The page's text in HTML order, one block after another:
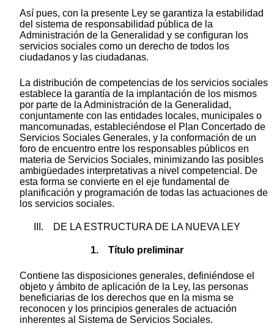
Así pues, con la presente Ley se garantiza la estabilidad
del sistema de responsabilidad pública de la
Administración de la Generalidad y se configuran los
servicios sociales como un derecho de todos los
ciudadanos y las ciudadanas.
La distribución de competencias de los servicios sociales
establece la garantía de la implantación de los mismos
por parte de la Administración de la Generalidad,
conjuntamente con las entidades locales, municipales o
mancomunadas, estableciéndose el Plan Concertado de
Servicios Sociales Generales, y la conformación de un
foro de encuentro entre los responsables públicos en
materia de Servicios Sociales, minimizando las posibles
ambigüedades interpretativas a nivel competencial. De
esta forma se convierte en el eje fundamental de
planificación y programación de todas las actuaciones de
los servicios sociales.
III. DE LA ESTRUCTURA DE LA NUEVA LEY
1. Título preliminar
Contiene las disposiciones generales, definiéndose el
objeto y ámbito de aplicación de la Ley, las personas
beneficiarias de los derechos que en la misma se
reconocen y los principios generales de actuación
inherentes al Sistema de Servicios Sociales.